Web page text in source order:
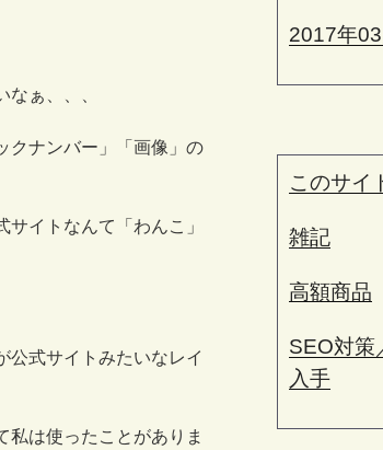
ぁ、、、
クナンバー」「画像」の
イトなんて「わんこ」
公式サイトみたいなレイ
私は使ったことがありま
2017年03
このサイ
雑記
高額商品
SEO対策
入手